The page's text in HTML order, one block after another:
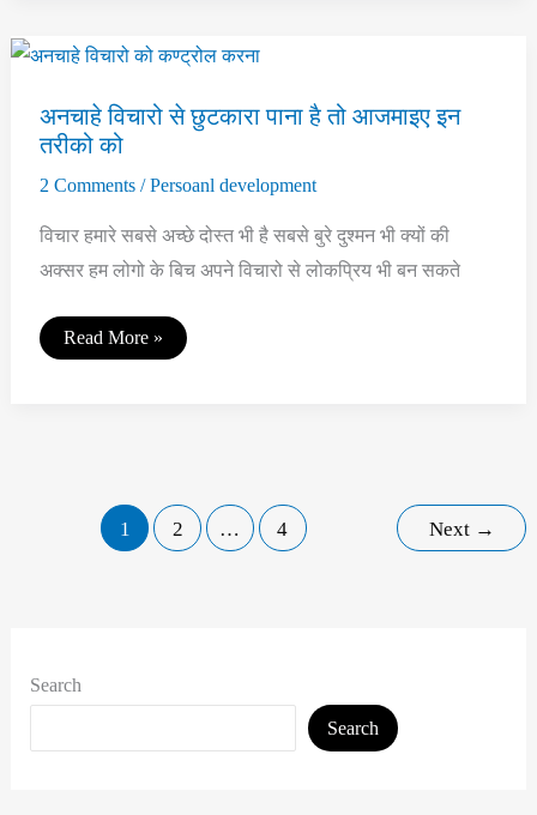
जादू
के
रहस्य
अनचाहे विचारो से छुटकारा पाना है तो आजमाइए इन
तरीको को
2 Comments /Persoanl development
विचार हमारे सबसे अच्छे दोस्त भी है सबसे बुरे दुश्मन भी क्यों की
अक्सर हम लोगो के बिच अपने विचारो से लोकप्रिय भी बन सकते
अनचाहे
विचारो
Read More »
1 2 … 4 Next →
Search
Search